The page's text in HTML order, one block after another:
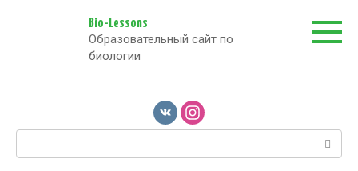
Bio-Lessons
Образовательный сайт по
биологии
Поиск: